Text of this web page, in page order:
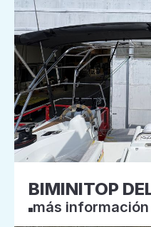
BIMINITOP
más información